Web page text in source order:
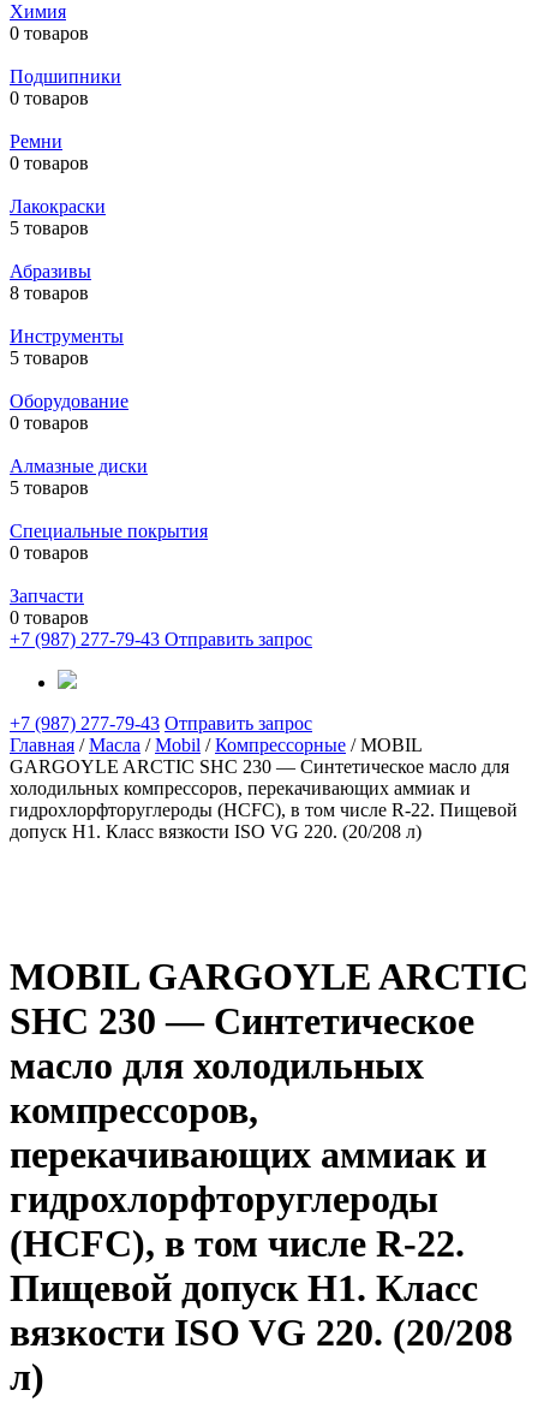
Химия
0 товаров
Подшипники
0 товаров
Ремни
0 товаров
Лакокраски
5 товаров
Абразивы
8 товаров
Инструменты
5 товаров
Оборудование
0 товаров
Алмазные диски
5 товаров
Специальные покрытия
0 товаров
Запчасти
0 товаров
+7 (987) 277-79-43 Отправить запрос
+7 (987) 277-79-43 Отправить запрос
Главная /Масла /Mobil /Компрессорные / MOBIL
GARGOYLE ARCTIC SHC 230 — Синтетическое масло для
холодильных компрессоров, перекачивающих аммиак и
гидрохлорфторуглероды (HCFC), в том числе R-22. Пищевой
допуск H1. Класс вязкости ISO VG 220. (20/208 л)
MOBIL GARGOYLE ARCTIC
SHC 230 — Синтетическое
масло для холодильных
компрессоров,
перекачивающих аммиак и
гидрохлорфторуглероды
(HCFC), в том числе R-22.
Пищевой допуск H1. Класс
вязкости ISO VG 220. (20/208
л)